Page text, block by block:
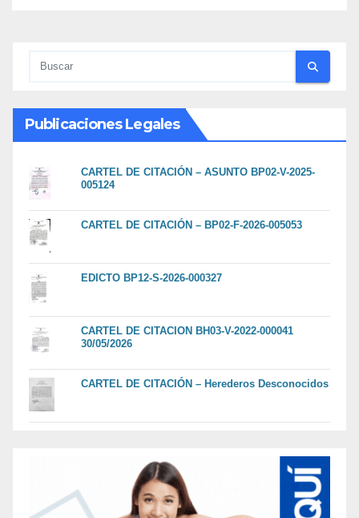
Publicaciones Legales
CARTEL DE CITACIÓN – ASUNTO BP02-V-2025-
005124
CARTEL DE CITACIÓN – BP02-F-2026-005053
EDICTO BP12-S-2026-000327
CARTEL DE CITACION BH03-V-2022-000041
30/05/2026
CARTEL DE CITACIÓN – Herederos Desconocidos